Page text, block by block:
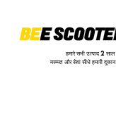
हमारे सभी उत्पाद 2
मरम्मत और सेवा सीधे हमारी